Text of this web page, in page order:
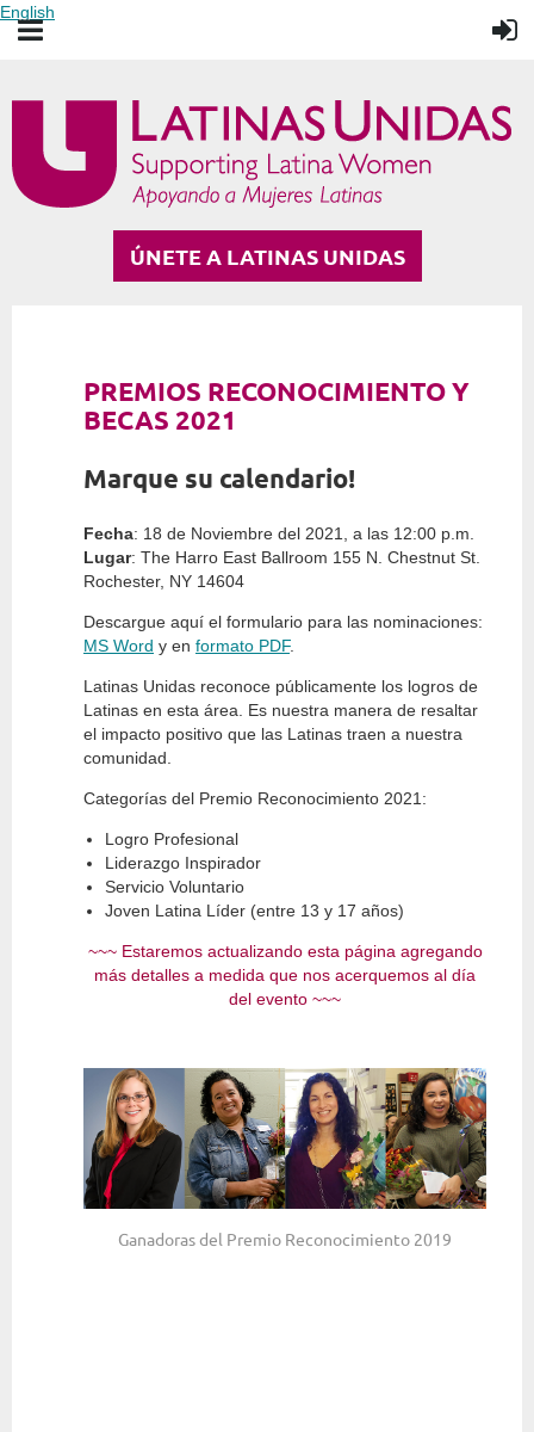
English
ÚNETE A LATINAS UNIDAS
PREMIOS RECONOCIMIENTO Y
BECAS 2021
Marque su calendario!
Fecha: 18 de Noviembre del 2021, a las 12:00 p.m.
Lugar: The Harro East Ballroom 155 N. Chestnut St.
Rochester, NY 14604
Descargue aquí el formulario para las nominaciones:
MS Word y en formato PDF.
Latinas Unidas reconoce públicamente los logros de
Latinas en esta área. Es nuestra manera de resaltar
el impacto positivo que las Latinas traen a nuestra
comunidad.
Categorías del Premio Reconocimiento 2021:
Logro Profesional
Liderazgo Inspirador
Servicio Voluntario
Joven Latina Líder (entre 13 y 17 años)
~~~ Estaremos actualizando esta página agregando
más detalles a medida que nos acerquemos al día
del evento ~~~
Ganadoras del Premio Reconocimiento 2019